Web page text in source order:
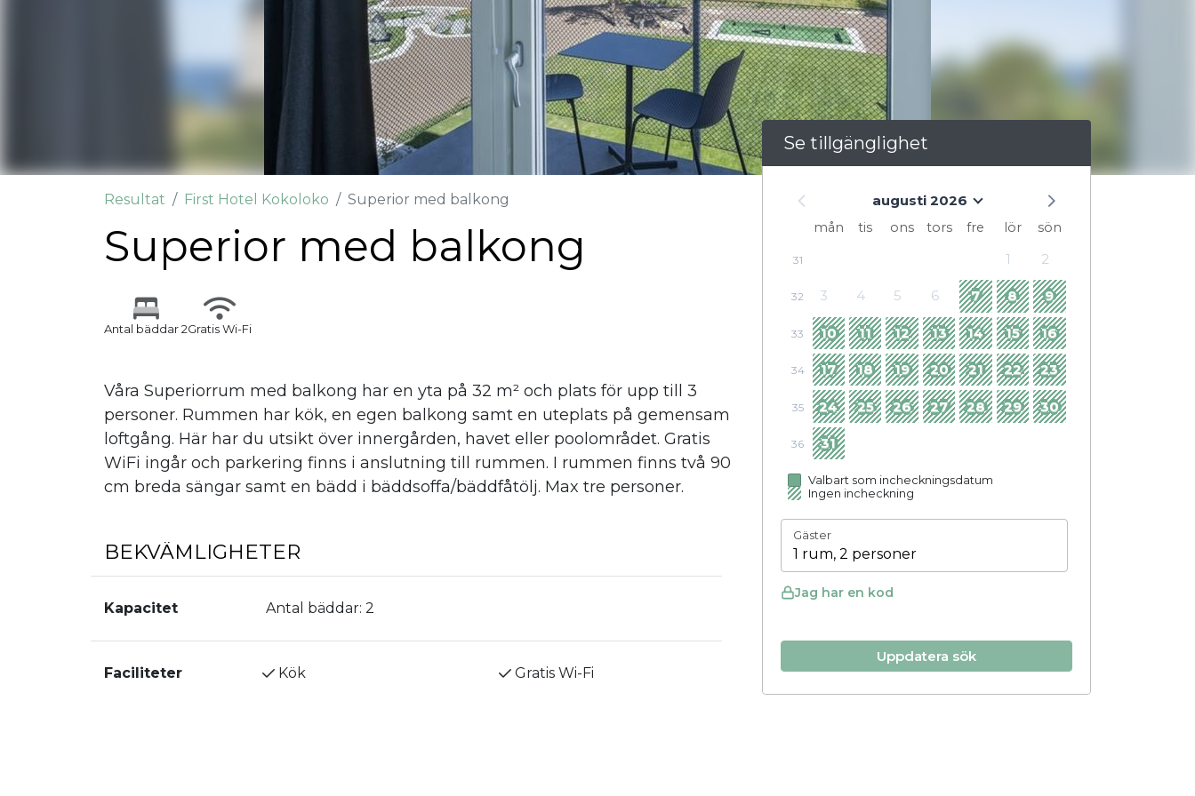
Resultat First Hotel Kokoloko Superior med balkong
Superior med balkong
Antal bäddar 2Gratis Wi-Fi
Våra Superiorrum med balkong har en yta på 32 m² och plats för upp till 3
personer. Rummen har kök, en egen balkong samt en uteplats på gemensam
loftgång. Här har du utsikt över innergården, havet eller poolområdet. Gratis
WiFi ingår och parkering finns i anslutning till rummen. I rummen finns två 90
cm breda sängar samt en bädd i bäddsoffa/bäddfåtölj. Max tre personer.
BEKVÄMLIGHETER
Kapacitet Antal bäddar: 2
Faciliteter Kök Gratis Wi-Fi
Se tillgänglighet
augusti 2026
mån tis ons tors fre lör sön
31 1 2
32 3 4 5 6 7 8 9
33 10 11 12 13 14 15 16
34 17 18 19 20 21 22 23
35 24 25 26 27 28 29 30
36 31
Valbart som incheckningsdatum
Ingen incheckning
Gäster
1 rum, 2 personer
Jag har en kod
Uppdatera sök